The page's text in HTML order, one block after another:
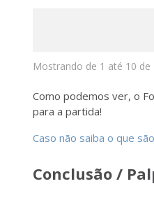
Mostrando de 1 até 10 de
Como podemos ver, o
para a partida!
Caso não saiba o que
Conclusão /